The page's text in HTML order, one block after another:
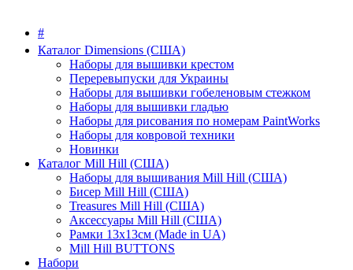
#
Каталог Dimensions (США)
Наборы для вышивки крестом
Переревыпуски для Украины
Наборы для вышивки гобеленовым стежком
Наборы для вышивки гладью
Наборы для рисования по номерам PaintWorks
Наборы для ковровой техники
Новинки
Каталог Mill Hill (США)
Наборы для вышивания Mill Hill (США)
Бисер Mill Hill (США)
Treasures Mill Hill (США)
Аксессуары Mill Hill (США)
Рамки 13х13см (Made in UA)
Mill Hill BUTTONS
Набори